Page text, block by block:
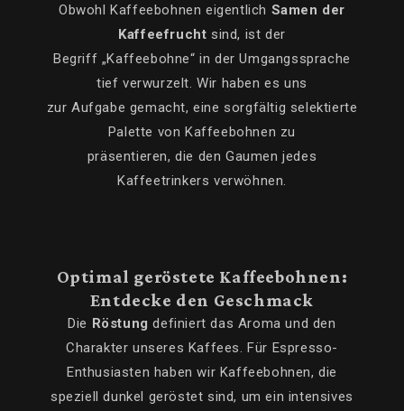
Obwohl Kaffeebohnen eigentlich Samen der
Kaffeefrucht sind, ist der
Begriff „Kaffeebohne“ in der Umgangssprache
tief verwurzelt. Wir haben es uns
zur Aufgabe gemacht, eine sorgfältig selektierte
Palette von Kaffeebohnen zu
präsentieren, die den Gaumen jedes
Kaffeetrinkers verwöhnen.
Optimal geröstete Kaffeebohnen:
Entdecke den Geschmack
Die Röstung definiert das Aroma und den
Charakter unseres Kaffees. Für Espresso-
Enthusiasten haben wir Kaffeebohnen, die
speziell dunkel geröstet sind, um ein intensives